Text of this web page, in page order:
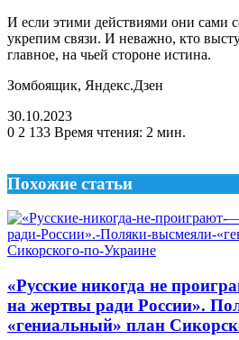
И если этими действиями они сами
укрепим связи. И неважно, кто
главное, на чьей стороне истина.
Зомбоящик, Яндекс.Дзен
30.10.2023
0 2 133 Время чтения: 2 мин.
Похожие статьи
«Русские никогда не
на жертвы ради России».
«гениальный» план